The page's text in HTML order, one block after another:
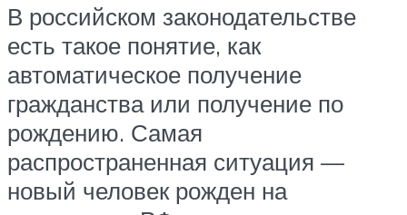
В российском законодательстве
есть такое понятие, как
автоматическое получение
гражданства или получение по
рождению. Самая
распространенная ситуация —
новый человек рожден на